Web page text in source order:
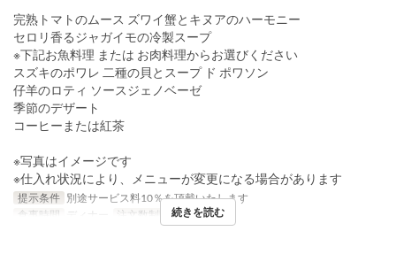
完熟トマトのムース ズワイ蟹とキヌアのハーモニー
セロリ香るジャガイモの冷製スープ
※下記お魚料理 または お肉料理からお選びください
スズキのポワレ 二種の貝とスープ ド ポワソン
仔羊のロティ ソースジェノベーゼ
季節のデザート
コーヒーまたは紅茶
※写真はイメージです
※仕入れ状況により、メニューが変更になる場合があります
提示条件 別途サービス料10％を頂戴いたします
食事時間
ディナー 注文数制限 1 ~ 8
続きを読む